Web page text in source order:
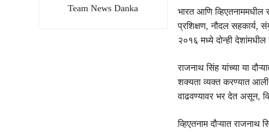
Team News Danka
भारत आणि व्हिएतनाममधील
प्रशिक्षण, नौदल सहकार्य,
२०१६ मध्ये दोन्ही देशांमधील
राजनाथ सिंह यांच्या या
शक्यता व्यक्त करण्यात आली
वाढवण्यावर भर देत असून,
व्हिएतनाम दौऱ्यात राजनाथ